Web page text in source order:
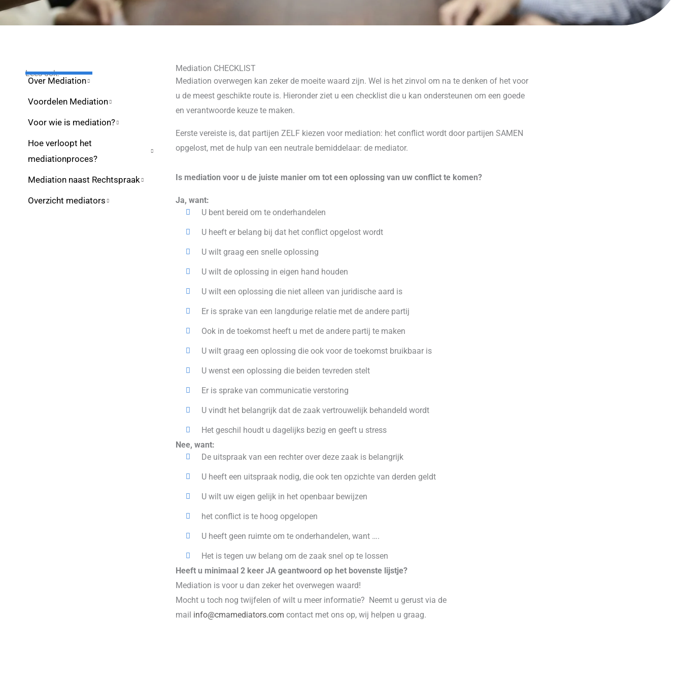
Lees ook:
Over Mediation​
Voordelen Mediation
Voor wie is mediation?​
Hoe verloopt het
mediationproces?​
Mediation naast Rechtspraak​
Overzicht mediators
Mediation CHECKLIST
Mediation overwegen kan zeker de moeite waard zijn. Wel is het zinvol om na te denken of het voor
u de meest geschikte route is. Hieronder ziet u een checklist die u kan ondersteunen om een goede
en verantwoorde keuze te maken.
Eerste vereiste is, dat partijen ZELF kiezen voor mediation: het conflict wordt door partijen SAMEN
opgelost, met de hulp van een neutrale bemiddelaar: de mediator.
Is mediation voor u de juiste manier om tot een oplossing van uw conflict te komen?
Ja, want:
U bent bereid om te onderhandelen
U heeft er belang bij dat het conflict opgelost wordt
U wilt graag een snelle oplossing
U wilt de oplossing in eigen hand houden
U wilt een oplossing die niet alleen van juridische aard is
Er is sprake van een langdurige relatie met de andere partij
Ook in de toekomst heeft u met de andere partij te maken
U wilt graag een oplossing die ook voor de toekomst bruikbaar is
U wenst een oplossing die beiden tevreden stelt
Er is sprake van communicatie verstoring
U vindt het belangrijk dat de zaak vertrouwelijk behandeld wordt
Het geschil houdt u dagelijks bezig en geeft u stress
Nee, want:
De uitspraak van een rechter over deze zaak is belangrijk
U heeft een uitspraak nodig, die ook ten opzichte van derden geldt
U wilt uw eigen gelijk in het openbaar bewijzen
het conflict is te hoog opgelopen
U heeft geen ruimte om te onderhandelen, want ….
Het is tegen uw belang om de zaak snel op te lossen
Heeft u minimaal 2 keer JA geantwoord op het bovenste lijstje?
Mediation is voor u dan zeker het overwegen waard!
Mocht u toch nog twijfelen of wilt u meer informatie? Neemt u gerust via de
mail info@cmamediators.com contact met ons op, wij helpen u graag.